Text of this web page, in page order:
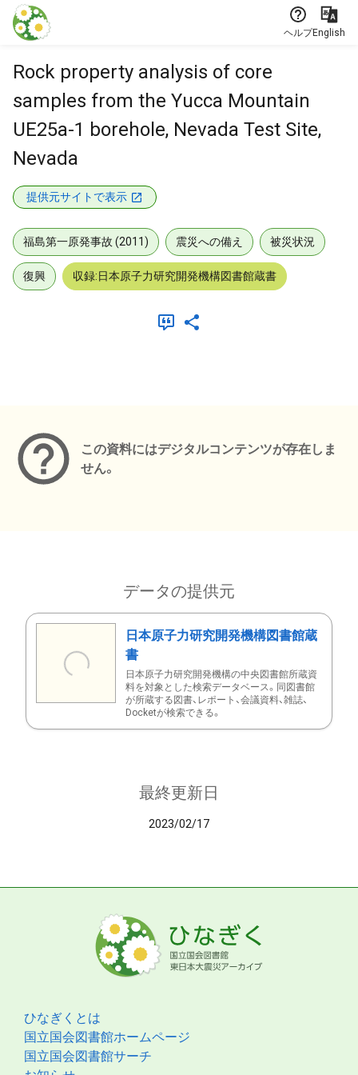
本文に飛ぶ
ヘルプEnglish
Rock property analysis of core
samples from the Yucca Mountain
UE25a-1 borehole, Nevada Test Site,
Nevada
提供元サイトで表示
福島第一原発事故 (2011) 震災への備え 被災状況
復興 収録:日本原子力研究開発機構図書館蔵書
この資料にはデジタルコンテンツが存在しま
せん。
データの提供元
日本原子力研究開発機構図書館蔵
書
日本原子力研究開発機構の中央図書館所蔵資
料を対象とした検索データベース。同図書館
が所蔵する図書、レポート、会議資料、雑誌、
Docketが検索できる。
最終更新日
2023/02/17
ひなぎくとは
国立国会図書館ホームページ
国立国会図書館サーチ